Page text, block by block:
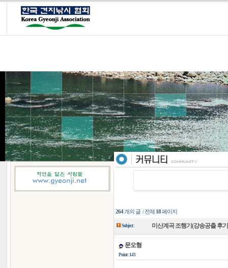
264개의 글 / 전체 18페이지
Subject : 미산계곡 조행기(강송공출 후
문오형
Point : 143